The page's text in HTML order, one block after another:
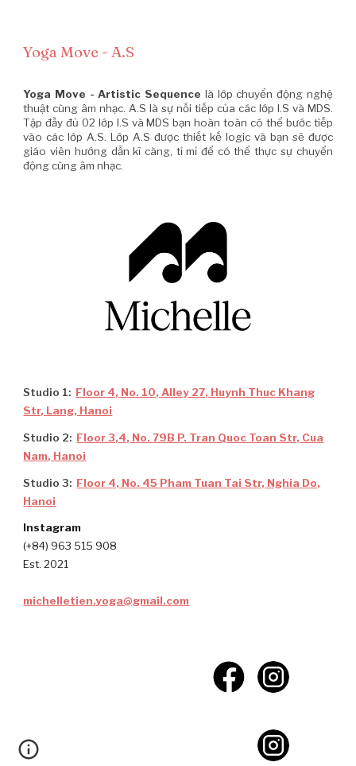
Yoga Move - A.S
Yoga Move - Artistic Sequence là lớp chuyển động nghệ
thuật cùng âm nhạc. A.S là sự nối tiếp của các lớp I.S và MDS.
Tập đầy đủ 02 lớp I.S và MDS bạn hoàn toàn có thể bước tiếp
vào các lớp A.S. Lớp A.S được thiết kế logic và bạn sẽ được
giáo viên hướng dẫn kĩ càng, tỉ mỉ để có thể thực sự chuyển
động cùng âm nhạc.
Studio 1: Floor 4, No. 10, Alley 27, Huynh Thuc Khang
Str, Lang, Hanoi
Studio 2: Floor 3,4, No.79B P. Tran Quoc Toan Str, Cua
Nam, Hanoi
Studio3: Floor 4, No. 45 Pham Tuan Tai Str, Nghia Do,
Hanoi
Instagram
(+84) 963 515 908
Est. 2021
michelletien.yoga@gmail.com